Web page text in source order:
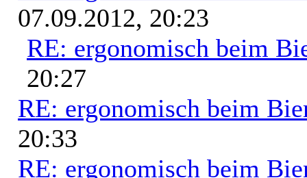
07.09.2012, 20:23
RE: ergonomisch beim
20:27
RE: ergonomisch beim
20:33
RE: ergonomisch beim